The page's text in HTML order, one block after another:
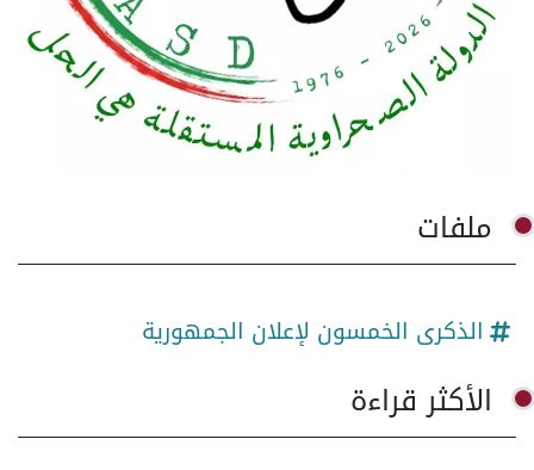
ملفات
الذكرى الخمسون لإعلان الجمهورية
الأكثر قراءة